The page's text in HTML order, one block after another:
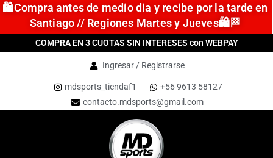
🛍️Compra antes de medio dia y recibe por la tarde en
Santiago // Regiones Martes y Jueves🛍️🏁
COMPRA EN 3 CUOTAS SIN INTERESES con WEBPAY
Ingresar / Registrarse
mdsports_tiendaf1
+56 9613 58127
contacto.mdsports@gmail.com